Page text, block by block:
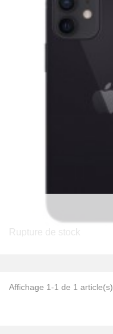
Rupture de stock
Affichage 1-1 de 1 article(s)